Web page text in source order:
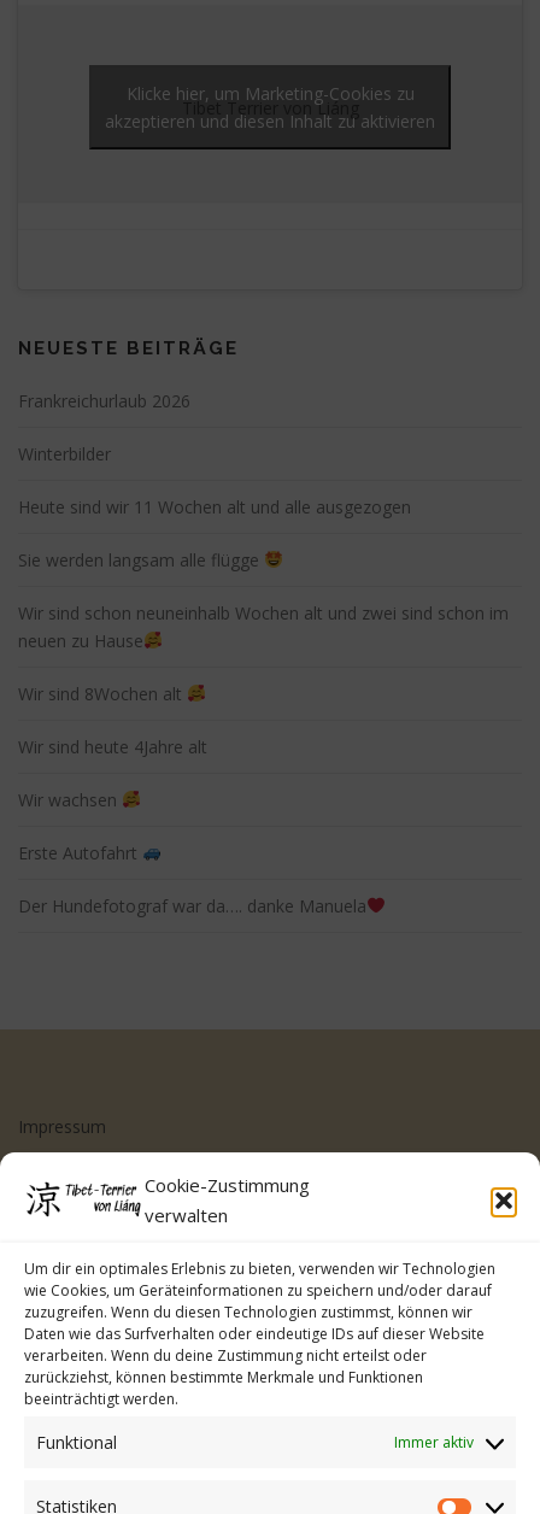
Cookie-Zustimmung
verwalten
Um dir ein optimales Erlebnis zu bieten, verwenden wir Technologien
wie Cookies, um Geräteinformationen zu speichern und/oder darauf
zuzugreifen. Wenn du diesen Technologien zustimmst, können wir
Daten wie das Surfverhalten oder eindeutige IDs auf dieser Website
verarbeiten. Wenn du deine Zustimmung nicht erteilst oder
zurückziehst, können bestimmte Merkmale und Funktionen
beeinträchtigt werden.
Funktional Immer aktiv
Statistiken
Tibet Terrier von Liáng
Klicke hier, um Marketing-Cookies zu
akzeptieren und diesen Inhalt zu aktivieren
NEUESTE BEITRÄGE
Frankreichurlaub 2026
Winterbilder
Heute sind wir 11 Wochen alt und alle ausgezogen
Sie werden langsam alle flügge
Wir sind schon neuneinhalb Wochen alt und zwei sind schon im
neuen zu Hause
Wir sind 8Wochen alt
Wir sind heute 4Jahre alt
Wir wachsen
Erste Autofahrt
Der Hundefotograf war da…. danke Manuela
Impressum
Cookie-Richtlinie (EU)